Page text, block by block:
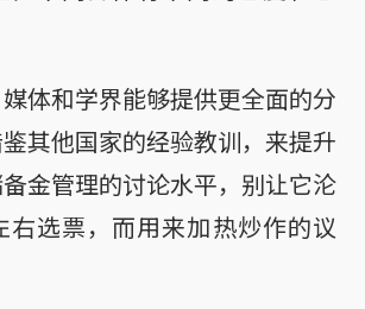
体和学界能够提供更全面的分
其他国家的经验教训，来提升
金管理的讨论水平，别让它沦
右选票，而用来加热炒作的议